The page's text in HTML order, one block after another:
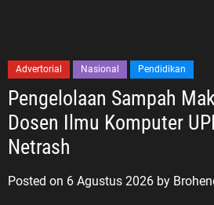
Advertorial Nasional Pendidikan
Pengelolaan Sampah
Dosen Ilmu Komputer
Netrash
Posted on 6 Agustus 2026 by